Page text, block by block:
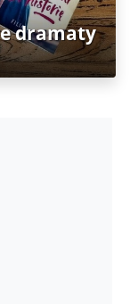
dramaty